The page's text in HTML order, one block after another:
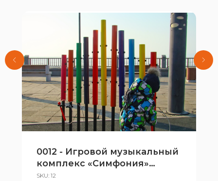
0012 - Игровой музыкальный
комплекс «Симфония»
цветная
SKU: 12